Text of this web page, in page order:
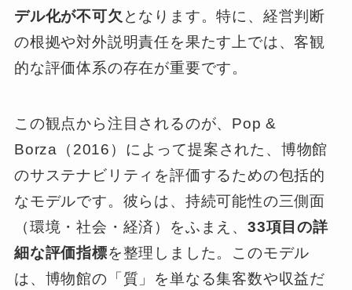
デル化が不可欠 となります。特に、経営判断
の根拠や対外説明責任を果たす上では、客観
的な評価体系の存在が重要です。
この観点から注目されるのが、Pop &
Borza（2016）によって提案された、博物館
のサステナビリティを評価するための包括的
なモデルです。彼らは、持続可能性の三側面
（環境・社会・経済）をふまえ、33項目の詳
細な評価指標を整理しました。このモデル
は、博物館の「質」を単なる集客数や収益だ